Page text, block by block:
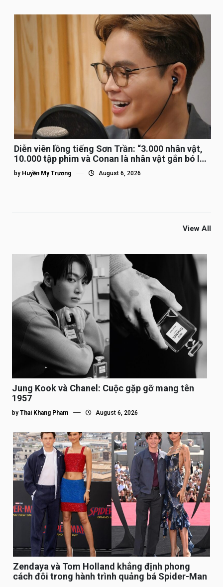
Diễn viên lồng tiếng Sơn Trần: “3.000 nhân vật,
10.000 tập phim và Conan là nhân vật gắn bó lâu
nhất”
by Huyền My Trương August 6, 2026
View All
Jung Kook và Chanel: Cuộc gặp gỡ mang tên
1957
by Thai Khang Pham August 6, 2026
Zendaya và Tom Holland khẳng định phong
cách đôi trong hành trình quảng bá Spider-Man